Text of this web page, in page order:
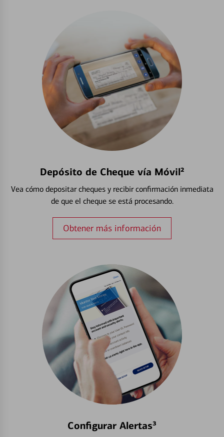
Depósito de Cheque vía Móvil²
Vea cómo depositar cheques y recibir confirmación inmediata
de que el cheque se está procesando.
Obtener más información
Configurar Alertas³